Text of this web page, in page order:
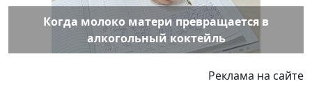
Когда молоко матери превращается в
алкогольный коктейль
Реклама на сайте